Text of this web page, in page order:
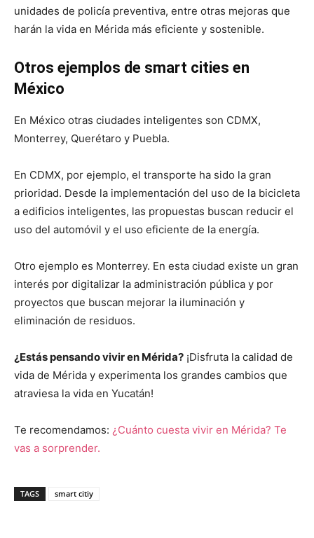
unidades de policía preventiva, entre otras mejoras que
harán la vida en Mérida más eficiente y sostenible.
Otros ejemplos de smart cities en
México
En México otras ciudades inteligentes son CDMX,
Monterrey, Querétaro y Puebla.
En CDMX, por ejemplo, el transporte ha sido la gran
prioridad. Desde la implementación del uso de la bicicleta
a edificios inteligentes, las propuestas buscan reducir el
uso del automóvil y el uso eficiente de la energía.
Otro ejemplo es Monterrey. En esta ciudad existe un gran
interés por digitalizar la administración pública y por
proyectos que buscan mejorar la iluminación y
eliminación de residuos.
¿Estás pensando vivir en Mérida? ¡Disfruta la calidad de
vida de Mérida y experimenta los grandes cambios que
atraviesa la vida en Yucatán!
Te recomendamos: ¿Cuánto cuesta vivir en Mérida? Te
vas a sorprender.
TAGS smart citiy